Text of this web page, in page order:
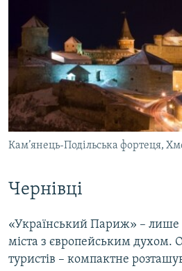
Кам’янець-Подільська фортеця,
Чернівці
«Український Париж» – лише
міста з європейським духом.
туристів – компактне